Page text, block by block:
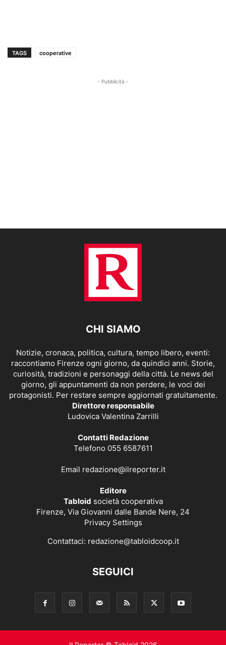
TAGS cooperative
- Pubblicità -
CHI SIAMO
Notizie, cronaca, politica, cultura, tempo libero, eventi:
raccontiamo Firenze ogni giorno, da quindici anni. Storie,
curiosità, tradizioni e personaggi della città. Le news del
giorno, gli appuntamenti da non perdere, le voci dei
protagonisti. Per restare sempre aggiornati gratuitamente.
Direttore responsabile
Ludovica Valentina Zarrilli
Contatti Redazione
Telefono 055 6587611
Email redazione@ilreporter.it
Editore
Tabloid società cooperativa
Firenze, Via Giovanni dalle Bande Nere, 24
Privacy Settings
Contattaci: redazione@tabloidcoop.it
SEGUICI